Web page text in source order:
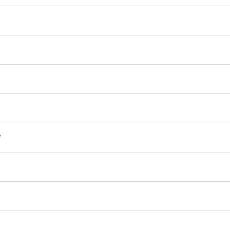
sein, so dass die Buchungsbestätigung nicht direkt im
senden Sie uns bitte eine Anfrage über das
nicht verpflichtend.
QR-Code. Diesen scannen Sie an der Einfahrt über den Scanner in
beim Vorfahren an der Einfahrt gelesen. Die Schranke öffnet bei
QR-Code. Diesen scannen Sie an der Ausfahrt über den Scanner in
beim Vorfahren an der Ausfahrt gelesen. Die Schranke öffnet bei
nutzen möchten, geben Sie Ihr Nummernschild einfach bei der
Ihnen gewählten Tarifklasse, die in der Buchungsbestätigung unter